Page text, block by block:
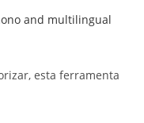
and multilingual
esta ferramenta